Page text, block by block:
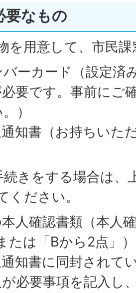
要なもの
を用意して、市民
ーカード（設定済
要です。事前にご
）
知書（お持ちいた
きをする場合は、
ください。
人確認書類（本人
たは「Bから2点」）
知書に同封されて
必要事項を記入し